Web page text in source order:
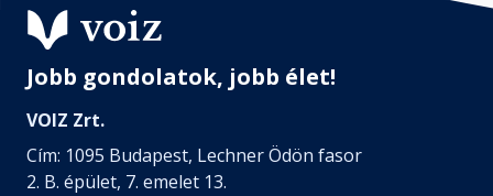
Jobb gondolatok, jobb élet!
VOIZ Zrt.
Cím: 1095 Budapest, Lechner Ödön fasor
2. B. épület, 7. emelet 13.